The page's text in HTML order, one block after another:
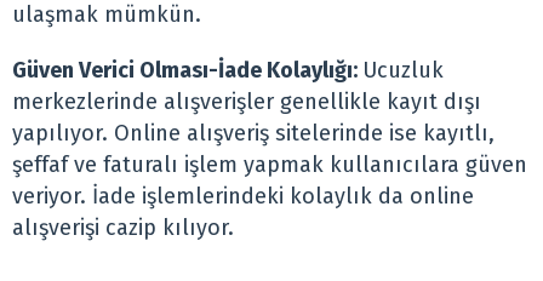
ulaşmak mümkün.
Güven Verici Olması-İade Kolaylığı: Ucuzluk
merkezlerinde alışverişler genellikle kayıt dışı
yapılıyor. Online alışveriş sitelerinde ise kayıtlı,
şeffaf ve faturalı işlem yapmak kullanıcılara güven
veriyor. İade işlemlerindeki kolaylık da online
alışverişi cazip kılıyor.